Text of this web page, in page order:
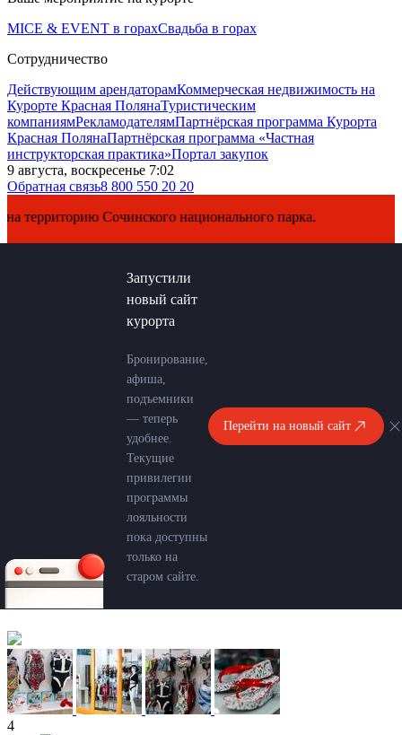
MICE & EVENT в горахСвадьба в горах
Сотрудничество
Действующим арендаторамКоммерческая недвижимость на
Курорте Красная ПолянаТуристическим
компаниямРекламодателямПартнёрская программа Курорта
Красная ПолянаПартнёрская программа «Частная
инструкторская практика»Портал закупок
9 августа, воскресенье 7:02
Обратная связь8 800 550 20 20
Сочинского национального парка.
Запустили
новый сайт
курорта
Бронирование,
афиша,
подъемники
— теперь
удобнее.
Текущие
привилегии
программы
лояльности
пока доступны
только на
старом сайте.
Перейти на новый сайт
4